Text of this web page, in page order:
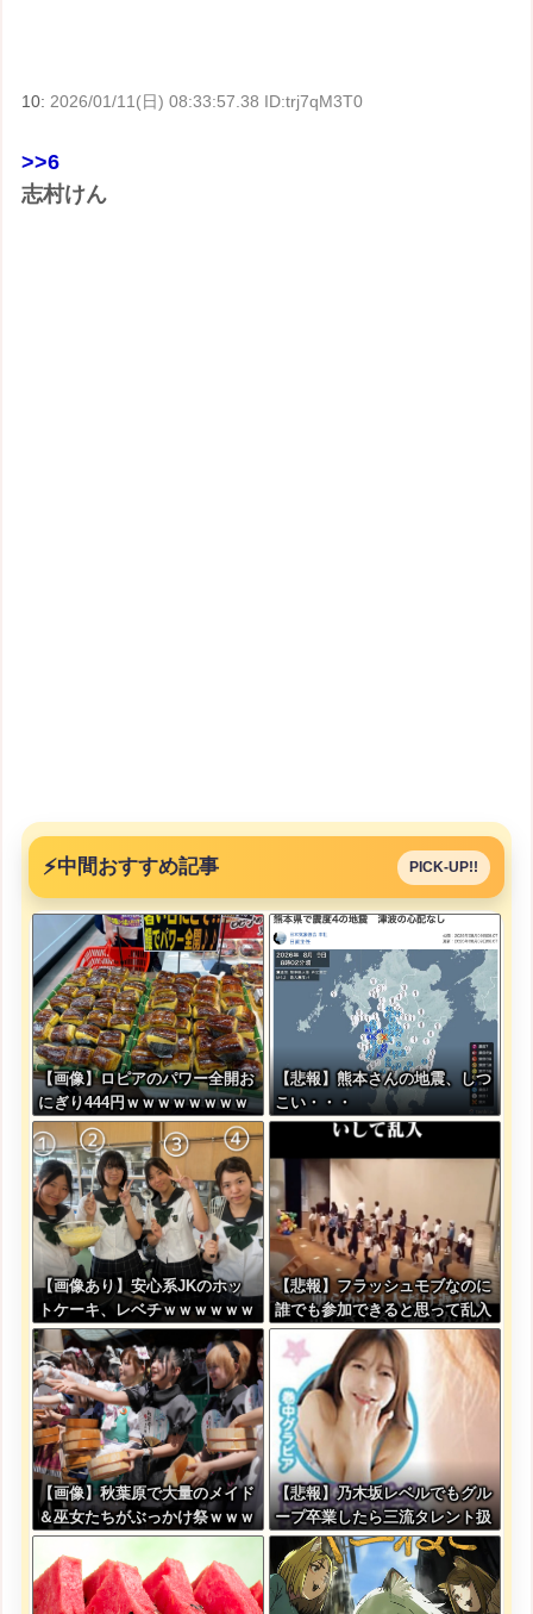
10: 2026/01/11(日) 08:33:57.38 ID:trj7qM3T0
>>6
志村けん
⚡中間おすすめ記事 PICK-UP!!
【画像】ロピアのパワー全開お
にぎり444円ｗｗｗｗｗｗｗｗ
ｗｗｗｗ
【悲報】熊本さんの地震、しつ
こい・・・
【画像あり】安心系JKのホッ
トケーキ、レベチｗｗｗｗｗｗ
ｗｗｗｗｗｗｗｗｗｗｗｗｗｗ
ｗｗｗｗ
【悲報】フラッシュモブなのに
誰でも参加できると思って乱入
した結果ｗｗｗｗｗｗｗｗｗｗ
【画像】秋葉原で大量のメイド
＆巫女たちがぶっかけ祭ｗｗｗ
ｗｗｗｗｗｗｗｗ
【悲報】乃木坂レベルでもグル
ープ卒業したら三流タレント扱
いになる模様・・・